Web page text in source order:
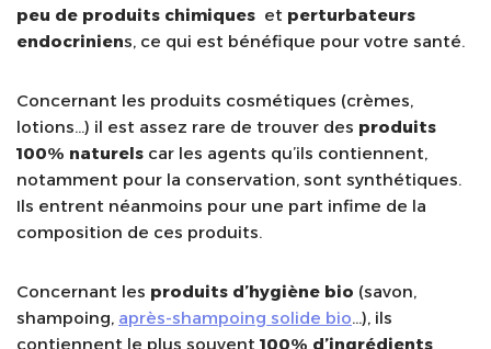
peu de produits chimiques et perturbateurs
endocriniens, ce qui est bénéfique pour votre santé.
Concernant les produits cosmétiques (crèmes,
lotions…) il est assez rare de trouver des produits
100% naturels car les agents qu’ils contiennent,
notamment pour la conservation, sont synthétiques.
Ils entrent néanmoins pour une part infime de la
composition de ces produits.
Concernant les produits d’hygiène bio (savon,
shampoing, après-shampoing solide bio…), ils
contiennent le plus souvent 100% d’ingrédients